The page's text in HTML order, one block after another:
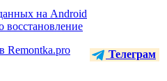
на Android
восстановление
Телеграм